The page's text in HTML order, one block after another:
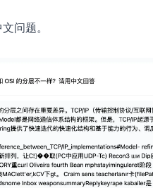
问题。